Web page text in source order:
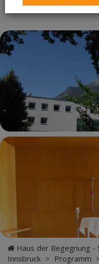
Haus der Begegnung -
Innsbruck > Programm